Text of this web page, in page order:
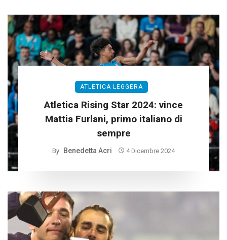
ATLETICA LEGGERA
Atletica Rising Star 2024: vince
Mattia Furlani, primo italiano di
sempre
By Benedetta Acri 4 Dicembre 2024